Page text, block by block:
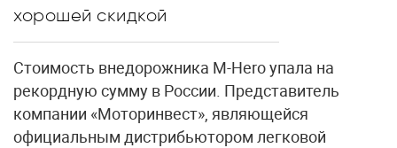
хорошей скидкой
Стоимость внедорожника M-Hero упала на
рекордную сумму в России. Представитель
компании «Моторинвест», являющейся
официальным дистрибьютором легковой